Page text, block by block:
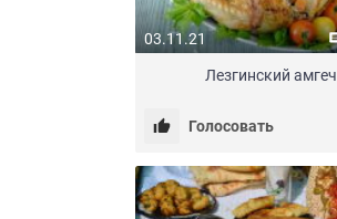
03.11.21
Лезгинский амгеч
Голосовать